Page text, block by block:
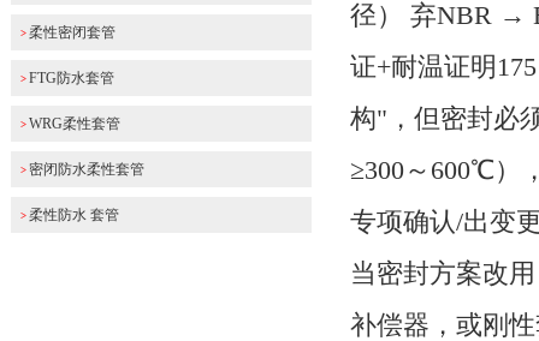
> 柔性密闭套管
> FTG防水套管
> WRG柔性套管
> 密闭防水柔性套管
> 柔性防水 套管
径） 弃NBR →
证+耐温证明​
构"，但密封必
≥300～600℃）
专项确认/出变
当密封方案​ 改
补偿器，或刚